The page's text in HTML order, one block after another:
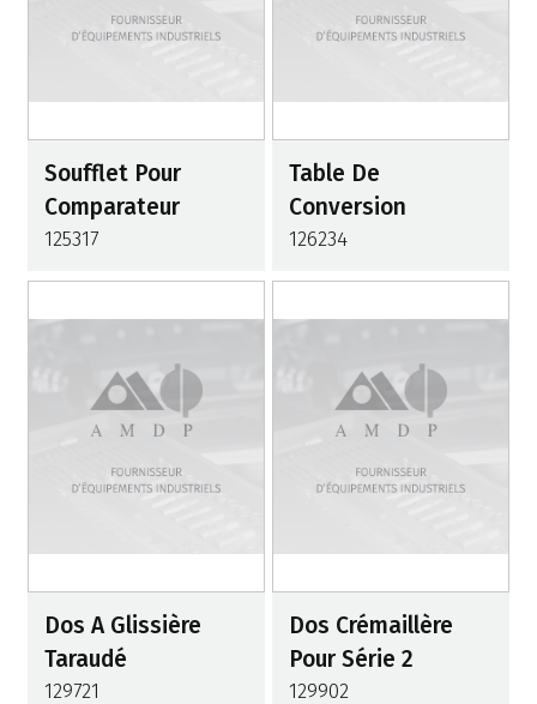
Soufflet Pour
Comparateur
125317
Table De
Conversion
126234
Dos A Glissière
Taraudé
129721
Dos Crémaillère
Pour Série 2
129902